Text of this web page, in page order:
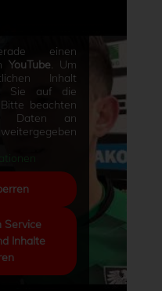
einen
YouTube. Um
Inhalt
Sie auf die
beachten
Daten an
Service
Inhalte